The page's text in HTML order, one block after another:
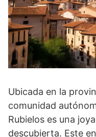
Ubicada en la
comunidad
Rubielos es una
descubierta. Este